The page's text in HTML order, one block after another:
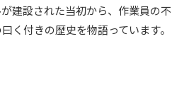
建設された当初から、作業員の不
く付きの歴史を物語っています。